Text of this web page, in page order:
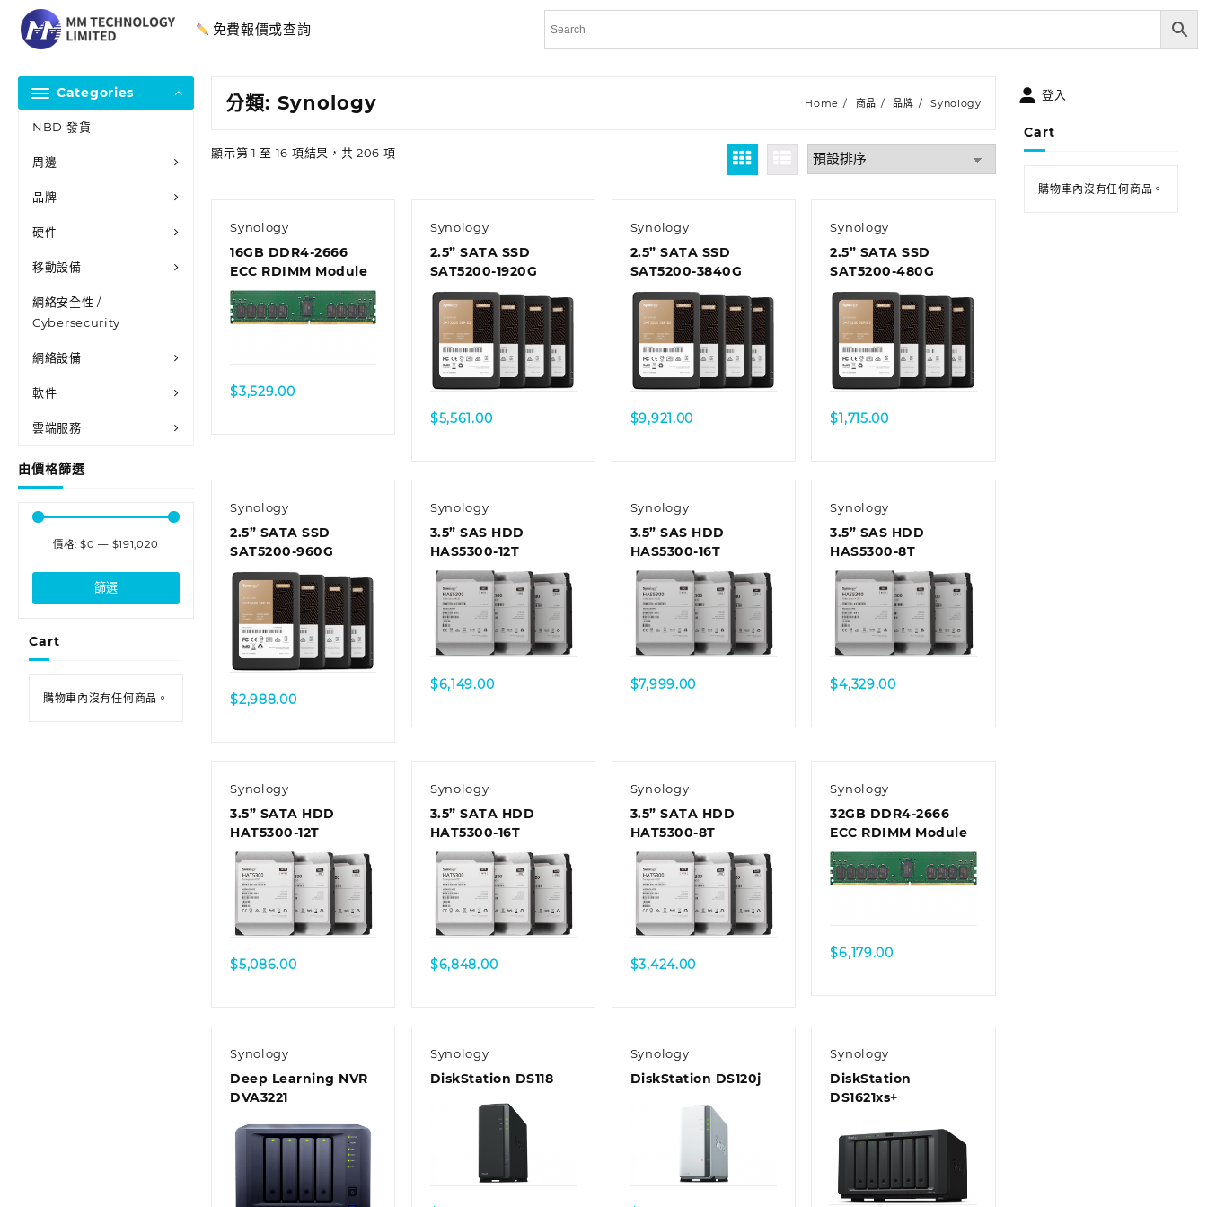
免費報價或查詢
Categories
NBD 發貨
周邊
品牌
硬件
移動設備
網絡安全性 /
Cybersecurity
網絡設備
軟件
雲端服務
由價格篩選
篩選
價格:$0 — $191,020
Cart
購物車內沒有任何商品。
分類:Synology Home 商品 品牌 Synology
顯示第 1 至 16 項結果，共 206 項
Synology
16GB DDR4-2666
ECC RDIMM Module
$3,529.00
Synology
2.5” SATA SSD
SAT5200-1920G
$5,561.00
Synology
2.5” SATA SSD
SAT5200-3840G
$9,921.00
Synology
2.5” SATA SSD
SAT5200-480G
$1,715.00
Synology
2.5” SATA SSD
SAT5200-960G
$2,988.00
Synology
3.5” SAS HDD
HAS5300-12T
$6,149.00
Synology
3.5” SAS HDD
HAS5300-16T
$7,999.00
Synology
3.5” SAS HDD
HAS5300-8T
$4,329.00
Synology
3.5” SATA HDD
HAT5300-12T
$5,086.00
Synology
3.5” SATA HDD
HAT5300-16T
$6,848.00
Synology
3.5” SATA HDD
HAT5300-8T
$3,424.00
Synology
32GB DDR4-2666
ECC RDIMM Module
$6,179.00
Synology
Deep Learning NVR
DVA3221
Synology
DiskStation DS118
Synology
DiskStation DS120j
Synology
DiskStation
DS1621xs+
登入
Cart
購物車內沒有任何商品。